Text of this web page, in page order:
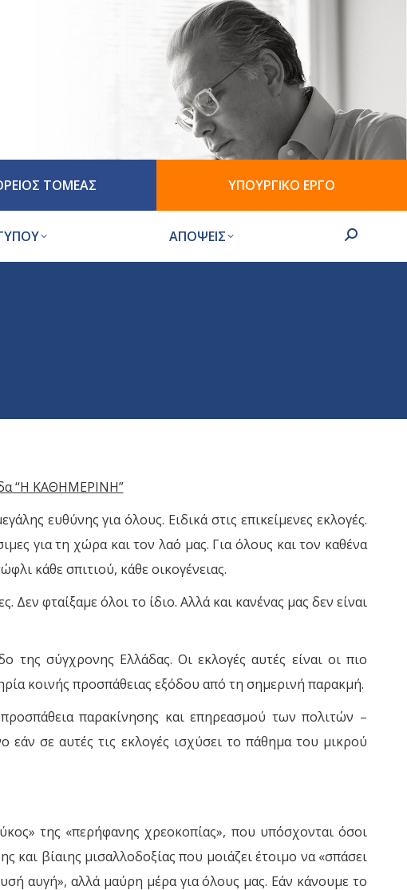
ΤΟΜΕΑΣ ΥΠΟΥΡΓΙΚΟ ΕΡΓΟ
ΑΠΟΨΕΙΣ Search:
“Η ΚΑΘΗΜΕΡΙΝΗ”
ευθύνης για όλους. Ειδικά στις επικείμενες εκλογές.
για τη χώρα και τον λαό μας. Για όλους και τον καθένα
κάθε σπιτιού, κάθε οικογένειας.
φταίξαμε όλοι το ίδιο. Αλλά και κανένας μας δεν είναι
της σύγχρονης Ελλάδας. Οι εκλογές αυτές είναι οι πιο
κοινής προσπάθειας εξόδου από τη σημερινή παρακμή.
παρακίνησης και επηρεασμού των πολιτών –
σε αυτές τις εκλογές ισχύσει το πάθημα του μικρού
της «περήφανης χρεοκοπίας», που υπόσχονται όσοι
και βίαιης μισαλλοδοξίας που μοιάζει έτοιμο να «σπάσει
αυγή», αλλά μαύρη μέρα για όλους μας. Εάν κάνουμε το